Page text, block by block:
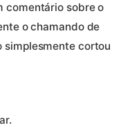
comentário sobre o
o chamando de
simplesmente cortou